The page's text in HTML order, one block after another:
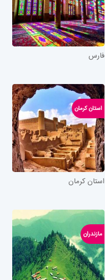
فارس
استان کرمان
استان کرمان
مازندران